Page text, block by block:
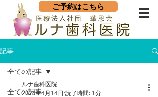
ご予約はこちら
記事
全ての記事
全ての記事
ルナ歯科医院
2024年4月14日 読了時間: 1分